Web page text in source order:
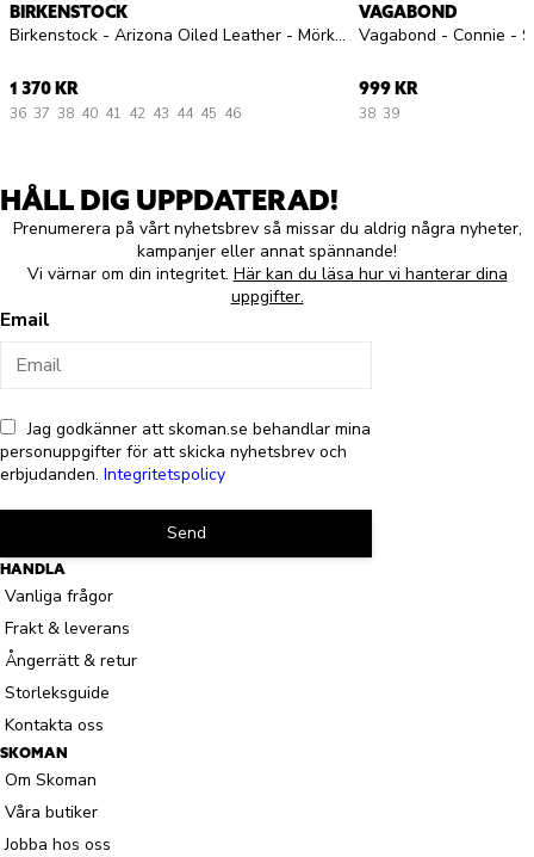
BIRKENSTOCK
Birkenstock - Arizona Oiled Leather - Mörkbruna slip in sandaler
1 370 KR
36 37 38 40 41 42 43 44 45 46
VAGABOND
Vagabond - Connie -
999 KR
38 39
HÅLL DIG UPPDATERAD!
Prenumerera på vårt nyhetsbrev så missar du aldrig några nyheter,
kampanjer eller annat spännande!
Vi värnar om din integritet. Här kan du läsa hur vi hanterar dina
uppgifter.
Email
Jag godkänner att skoman.se behandlar mina
personuppgifter för att skicka nyhetsbrev och
erbjudanden. Integritetspolicy
Send
HANDLA
Vanliga frågor
Frakt & leverans
Ångerrätt & retur
Storleksguide
Kontakta oss
SKOMAN
Om Skoman
Våra butiker
Jobba hos oss